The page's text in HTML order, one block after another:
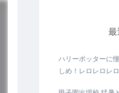
最
ハリーポッターに
しめ！レロレロレ